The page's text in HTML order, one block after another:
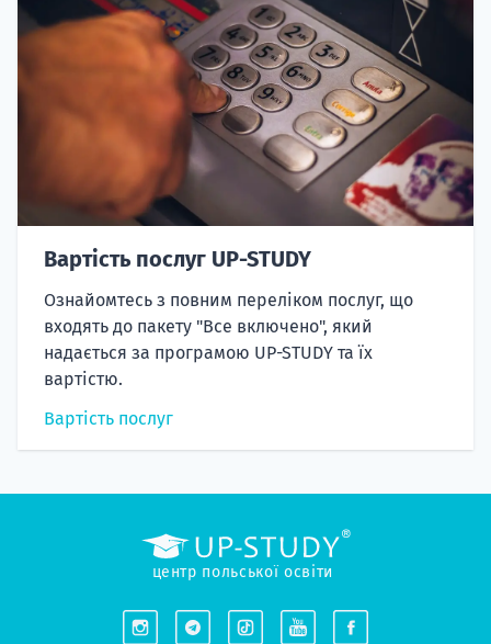
Вартість послуг UP-STUDY
Ознайомтесь з повним переліком послуг, що
входять до пакету "Все включено", який
надається за програмою UP-STUDY та їх
вартістю.
Вартість послуг
центр польської освіти